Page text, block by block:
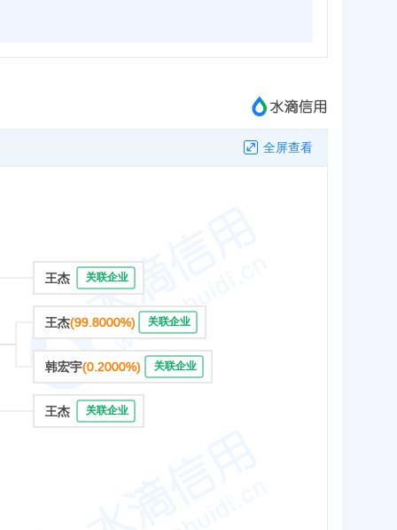
全屏查看
王杰 关联企业
王杰(99.8000%) 关联企业
韩宏宇(0.2000%) 关联企业
王杰 关联企业